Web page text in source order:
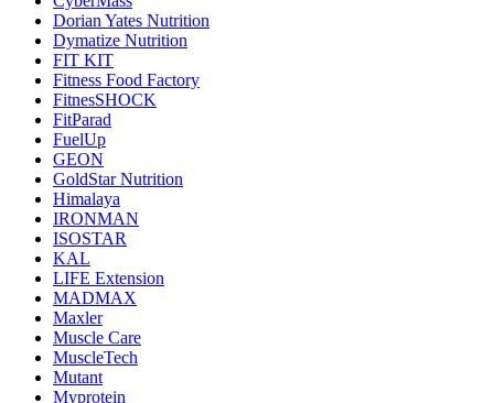
Dorian Yates Nutrition
Dymatize Nutrition
FIT KIT
Fitness Food Factory
FitnesSHOCK
FitParad
FuelUp
GEON
GoldStar Nutrition
Himalaya
IRONMAN
ISOSTAR
KAL
LIFE Extension
MADMAX
Maxler
Muscle Care
MuscleTech
Mutant
Myprotein